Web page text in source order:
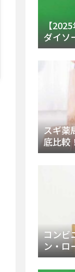
【
ダイソ
在庫状
スギ薬
底比較
ップと
コンビ
ン・ロ
ドンキ
法まと